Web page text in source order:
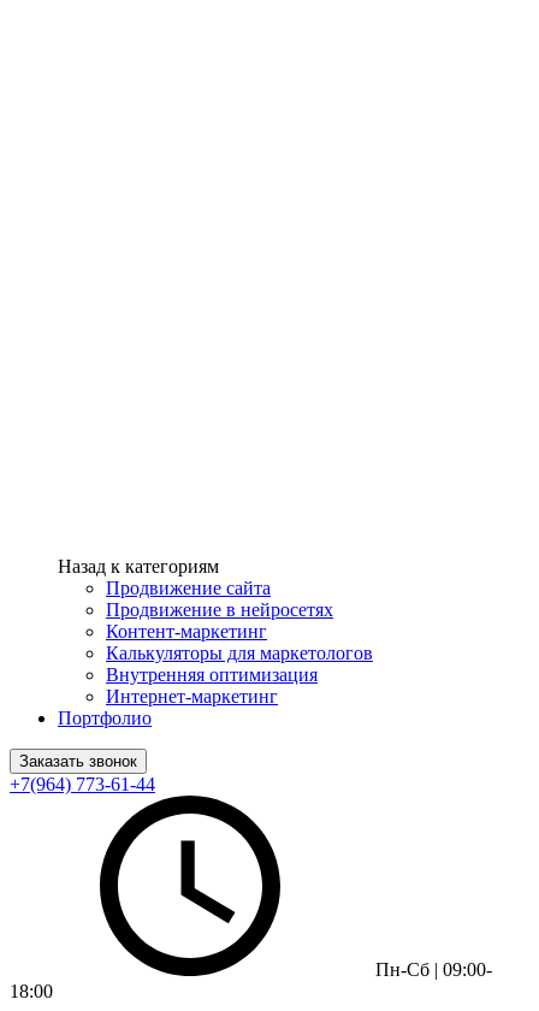
Назад к категориям
Продвижение сайта
Продвижение в нейросетях
Контент-маркетинг
Калькуляторы для маркетологов
Внутренняя оптимизация
Интернет-маркетинг
Портфолио
Заказать звонок
+7(964) 773-61-44
Пн-Сб | 09:00-
18:00